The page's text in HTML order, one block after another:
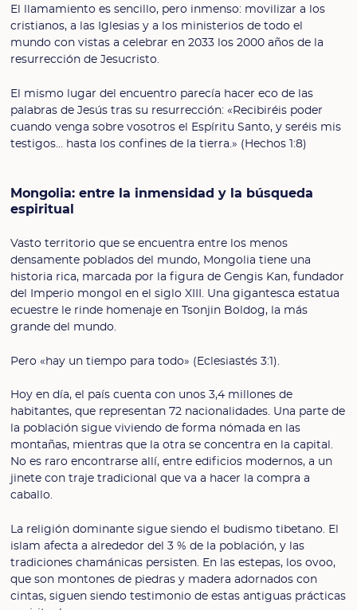
El llamamiento es sencillo, pero inmenso: movilizar a los
cristianos, a las Iglesias y a los ministerios de todo el
mundo con vistas a celebrar en 2033 los 2000 años de la
resurrección de Jesucristo.
El mismo lugar del encuentro parecía hacer eco de las
palabras de Jesús tras su resurrección: «Recibiréis poder
cuando venga sobre vosotros el Espíritu Santo, y seréis mis
testigos… hasta los confines de la tierra.» (Hechos 1:8)
Mongolia: entre la inmensidad y la búsqueda
espiritual
Vasto territorio que se encuentra entre los menos
densamente poblados del mundo, Mongolia tiene una
historia rica, marcada por la figura de Gengis Kan, fundador
del Imperio mongol en el siglo XIII. Una gigantesca estatua
ecuestre le rinde homenaje en Tsonjin Boldog, la más
grande del mundo.
Pero «hay un tiempo para todo» (Eclesiastés 3:1).
Hoy en día, el país cuenta con unos 3,4 millones de
habitantes, que representan 72 nacionalidades. Una parte de
la población sigue viviendo de forma nómada en las
montañas, mientras que la otra se concentra en la capital.
No es raro encontrarse allí, entre edificios modernos, a un
jinete con traje tradicional que va a hacer la compra a
caballo.
La religión dominante sigue siendo el budismo tibetano. El
islam afecta a alrededor del 3 % de la población, y las
tradiciones chamánicas persisten. En las estepas, los ovoo,
que son montones de piedras y madera adornados con
cintas, siguen siendo testimonio de estas antiguas prácticas